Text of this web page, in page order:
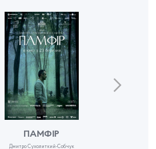
ПАМФІР
Дмитро Сухолиткий-Собчук